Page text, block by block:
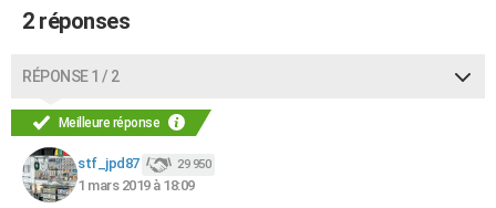
S'inscrire
Se connecter
Lycées
Collèges
Primaires
Universités
Entreprises
Service militaire
Avis de recherche
FORUM
Bricolage
Lifestyle
Culture
Sport
Auto
Television
Voyage
Cinema
2 réponses
RÉPONSE 1 / 2
Meilleure réponse
stf_jpd87 29 950
1 mars 2019 à 18:09